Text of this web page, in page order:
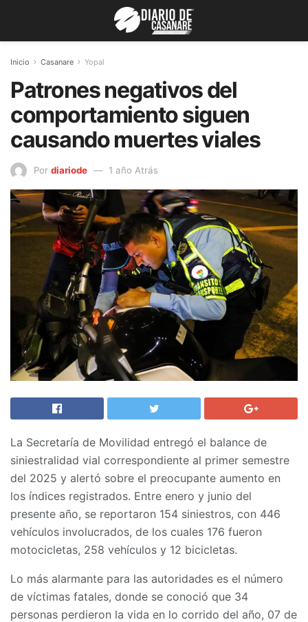
Inicio Casanare Yopal
Patrones negativos del
comportamiento siguen
causando muertes viales
Por diariode 1 año Atrás
La Secretaría de Movilidad entregó el balance de
siniestralidad vial correspondiente al primer semestre
del 2025 y alertó sobre el preocupante aumento en
los índices registrados. Entre enero y junio del
presente año, se reportaron 154 siniestros, con 446
vehículos involucrados, de los cuales 176 fueron
motocicletas, 258 vehículos y 12 bicicletas.
Lo más alarmante para las autoridades es el número
de víctimas fatales, donde se conoció que 34
personas perdieron la vida en lo corrido del año, 07 de